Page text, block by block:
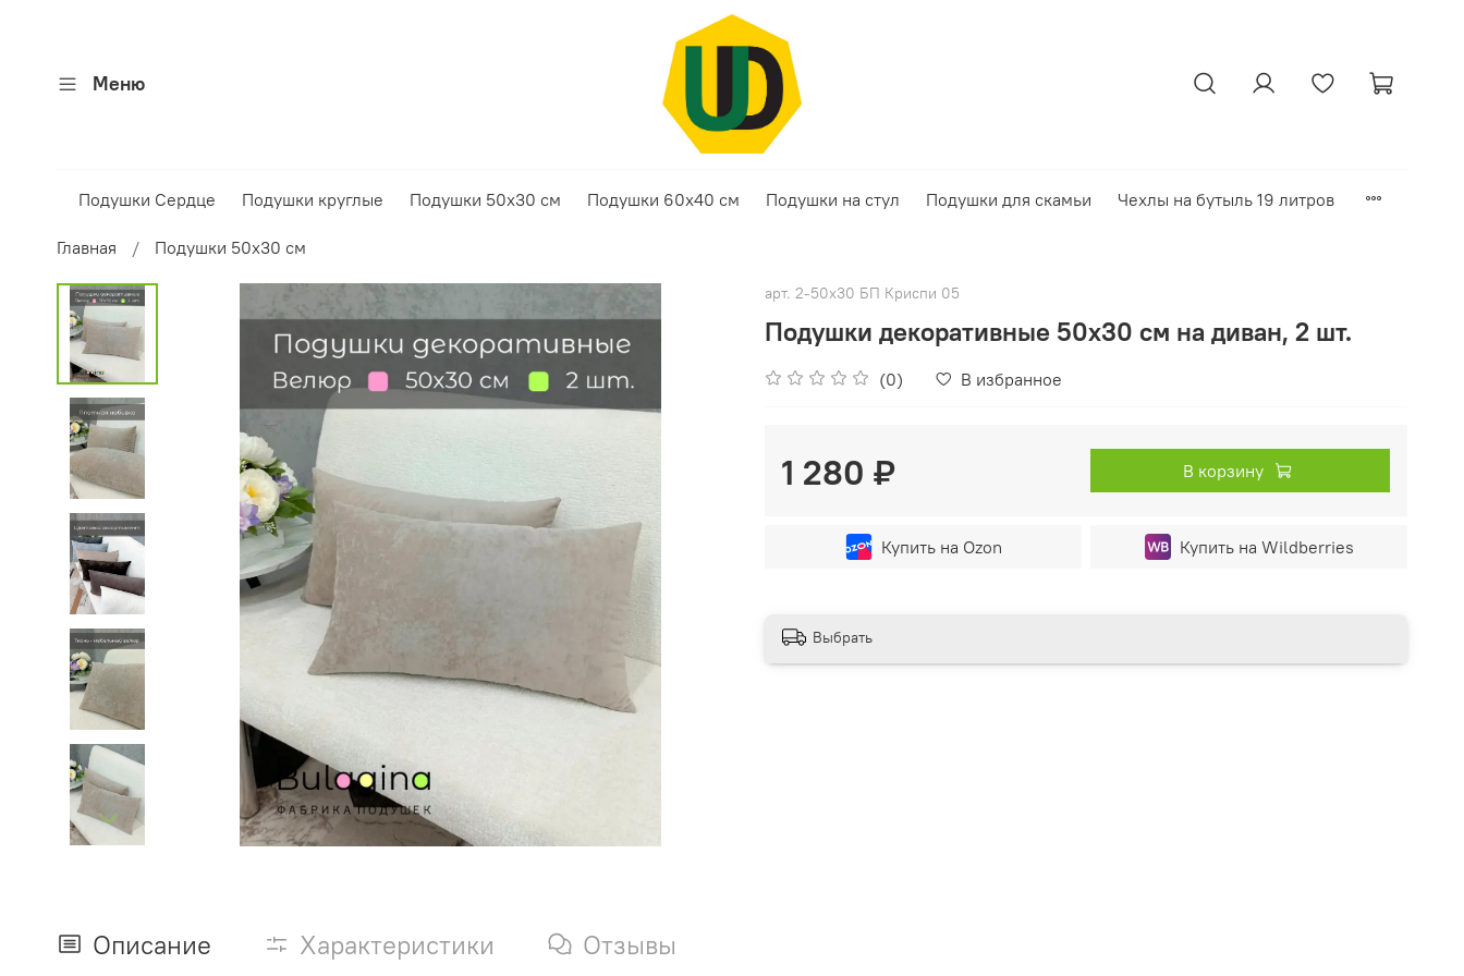
Меню
Подушки Сердце Подушки круглые Подушки 50х30 см Подушки 60х40 см Подушки на стул Подушки для скамьи Чехлы на бутыль 19 литров
Главная Подушки 50х30 см
арт. 2-50х30 БП Криспи 05
Подушки декоративные 50х30 см на диван, 2 шт.
(0) В избранное
1 280 ₽ В корзину
Купить на Ozon Купить на Wildberries
Выбрать
Описание Характеристики Отзывы